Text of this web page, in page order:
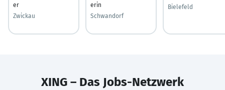
er
Zwickau
erin
Schwandorf
Bielefeld
XING – Das Jobs-Netzwerk